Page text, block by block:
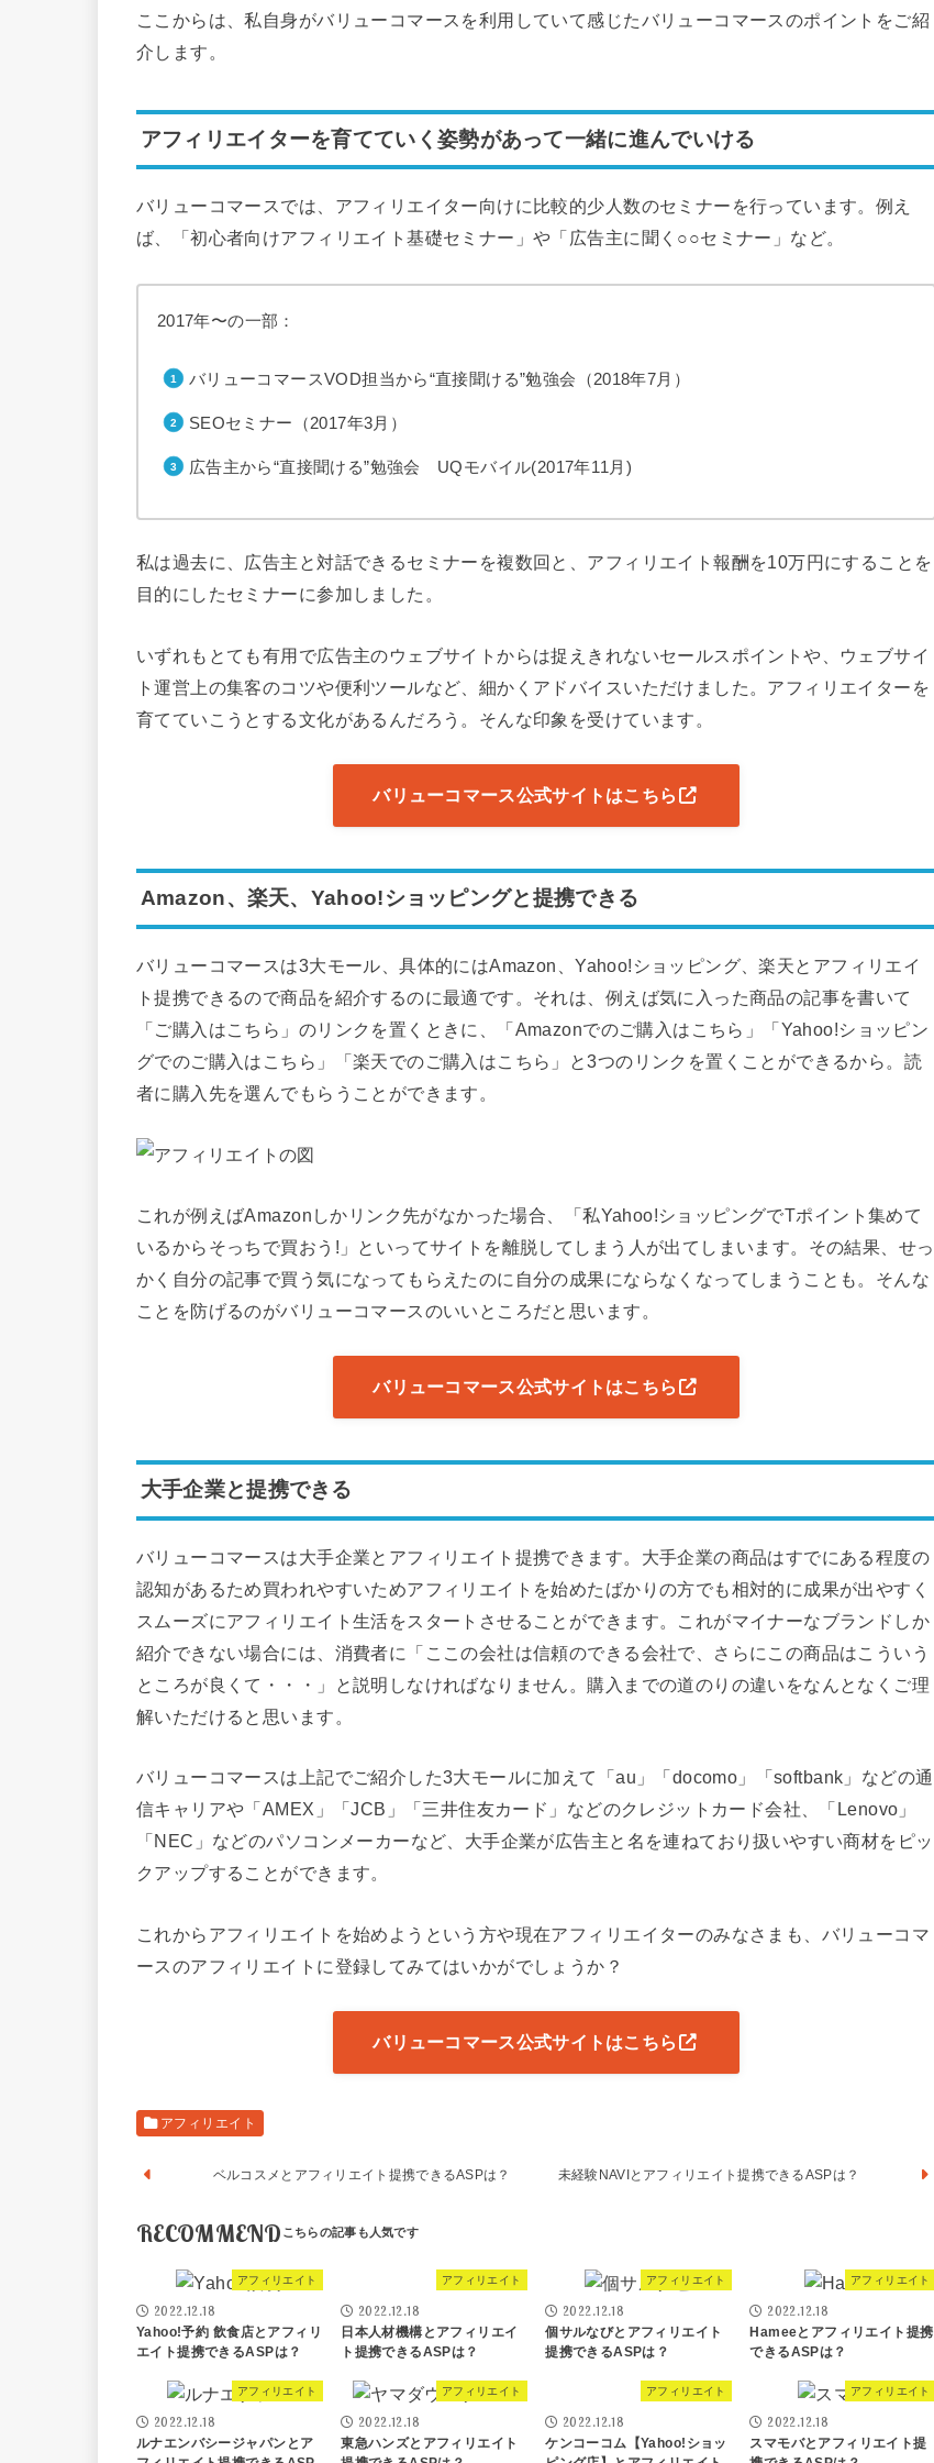
ここからは、私自身がバリューコマースを利用していて感じたバリューコマースのポイントをご紹
介します。
アフィリエイターを育てていく姿勢があって一緒に進んでいける
バリューコマースでは、アフィリエイター向けに比較的少人数のセミナーを行っています。例え
ば、「初心者向けアフィリエイト基礎セミナー」や「広告主に聞く○○セミナー」など。
2017年〜の一部：
バリューコマースVOD担当から“直接聞ける”勉強会（2018年7月）
SEOセミナー（2017年3月）
広告主から“直接聞ける”勉強会 UQモバイル(2017年11月)
私は過去に、広告主と対話できるセミナーを複数回と、アフィリエイト報酬を10万円にすることを
目的にしたセミナーに参加しました。
いずれもとても有用で広告主のウェブサイトからは捉えきれないセールスポイントや、ウェブサイ
ト運営上の集客のコツや便利ツールなど、細かくアドバイスいただけました。アフィリエイターを
育てていこうとする文化があるんだろう。そんな印象を受けています。
バリューコマース公式サイトはこちら
Amazon、楽天、Yahoo!ショッピングと提携できる
バリューコマースは3大モール、具体的にはAmazon、Yahoo!ショッピング、楽天とアフィリエイ
ト提携できるので商品を紹介するのに最適です。それは、例えば気に入った商品の記事を書いて
「ご購入はこちら」のリンクを置くときに、「Amazonでのご購入はこちら」「Yahoo!ショッピン
グでのご購入はこちら」「楽天でのご購入はこちら」と3つのリンクを置くことができるから。読
者に購入先を選んでもらうことができます。
これが例えばAmazonしかリンク先がなかった場合、「私Yahoo!ショッピングでTポイント集めて
いるからそっちで買おう!」といってサイトを離脱してしまう人が出てしまいます。その結果、せっ
かく自分の記事で買う気になってもらえたのに自分の成果にならなくなってしまうことも。そんな
ことを防げるのがバリューコマースのいいところだと思います。
バリューコマース公式サイトはこちら
大手企業と提携できる
バリューコマースは大手企業とアフィリエイト提携できます。大手企業の商品はすでにある程度の
認知があるため買われやすいためアフィリエイトを始めたばかりの方でも相対的に成果が出やすく
スムーズにアフィリエイト生活をスタートさせることができます。これがマイナーなブランドしか
紹介できない場合には、消費者に「ここの会社は信頼のできる会社で、さらにこの商品はこういう
ところが良くて・・・」と説明しなければなりません。購入までの道のりの違いをなんとなくご理
解いただけると思います。
バリューコマースは上記でご紹介した3大モールに加えて「au」「docomo」「softbank」などの通
信キャリアや「AMEX」「JCB」「三井住友カード」などのクレジットカード会社、「Lenovo」
「NEC」などのパソコンメーカーなど、大手企業が広告主と名を連ねており扱いやすい商材をピッ
クアップすることができます。
これからアフィリエイトを始めようという方や現在アフィリエイターのみなさまも、バリューコマ
ースのアフィリエイトに登録してみてはいかがでしょうか？
バリューコマース公式サイトはこちら
アフィリエイト
ベルコスメとアフィリエイト提携できるASPは？ 未経験NAVIとアフィリエイト提携できるASPは？
RECOMMEND
アフィリエイト
2022.12.18
Yahoo!予約 飲食店とアフィリ
エイト提携できるASPは？
アフィリエイト
2022.12.18
日本人材機構とアフィリエイ
ト提携できるASPは？
アフィリエイト
2022.12.18
個サルなびとアフィリエイト
提携できるASPは？
アフィリエイト
2022.12.18
Hameeとアフィリエイト提携
できるASPは？
アフィリエイト
2022.12.18
ルナエンバシージャパンとア
アフィリエイト
2022.12.18
東急ハンズとアフィリエイト
アフィリエイト
2022.12.18
ケンコーコム【Yahoo!ショッ
アフィリエイト
2022.12.18
スマモバとアフィリエイト提